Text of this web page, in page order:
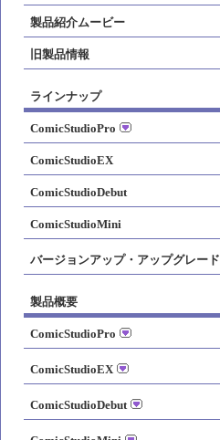
製品紹介ムービー
旧製品情報
ラインナップ
ComicStudioPro
ComicStudioEX
ComicStudioDebut
ComicStudioMini
バージョンアップ・アップグレード
製品概要
ComicStudioPro
ComicStudioEX
ComicStudioDebut